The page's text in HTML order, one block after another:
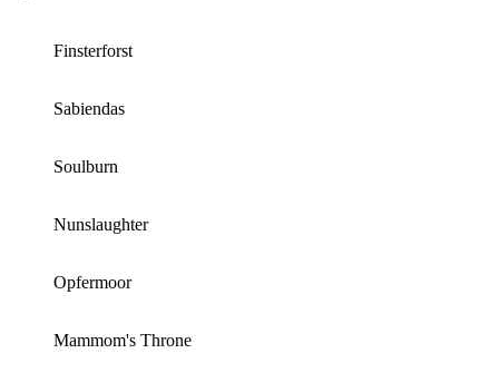
Finsterforst
Sabiendas
Soulburn
Nunslaughter
Opfermoor
Mammom's Throne